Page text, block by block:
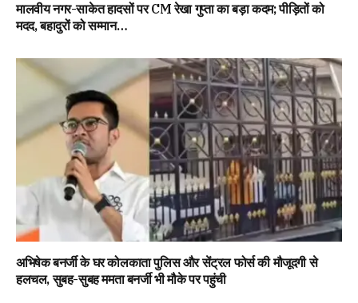
मालवीय नगर-साकेत हादसों पर CM रेखा गुप्ता का बड़ा कदम; पीड़ितों को
मदद, बहादुरों को सम्मान…
अभिषेक बनर्जी के घर कोलकाता पुलिस और सेंट्रल फोर्स की मौजूदगी से
हलचल, सुबह-सुबह ममता बनर्जी भी मौके पर पहुंची